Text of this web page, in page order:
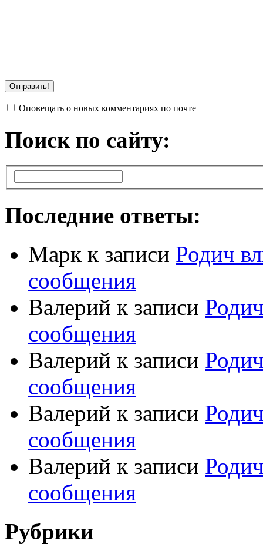
Оповещать о новых комментариях по почте
Поиск по сайту:
Последние ответы:
Марк к записи Родич
сообщения
Валерий к записи
сообщения
Валерий к записи
сообщения
Валерий к записи
сообщения
Валерий к записи
сообщения
Рубрики